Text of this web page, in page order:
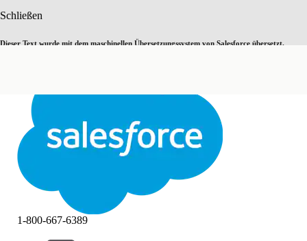
Schließen
Dieser Text wurde mit dem maschinellen Übersetzungssystem von Salesforce übersetzt.
Schließen
1-800-667-6389